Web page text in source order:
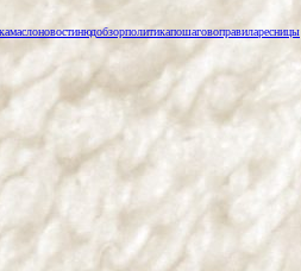
маслоновостинюдобзорполитикапошаговоправиларесницы